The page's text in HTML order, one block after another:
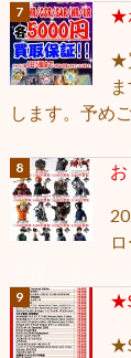
★
★
します。予めご